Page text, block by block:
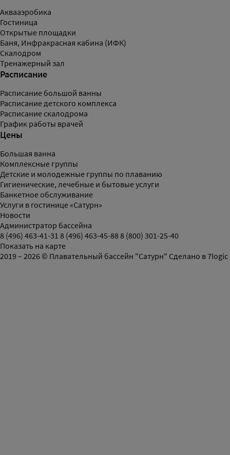
Аквааэробика
Гостиница
Открытые площадки
Баня, Инфракрасная кабина (ИФК)
Скалодром
Тренажерный зал
Расписание
Расписание большой ванны
Расписание детского комплекса
Расписание скалодрома
График работы врачей
Цены
Большая ванна
Комплексные группы
Детские и молодежные группы по плаванию
Гигиенические, лечебные и бытовые услуги
Банкетное обслуживание
Услуги в гостинице «Сатурн»
Новости
Администратор бассейна
8 (496) 463-41-31 8 (496) 463-45-888 (800) 301-25-40
Показать на карте
2019 – 2026 © Плавательный бассейн "Сатурн" Сделано в7logic